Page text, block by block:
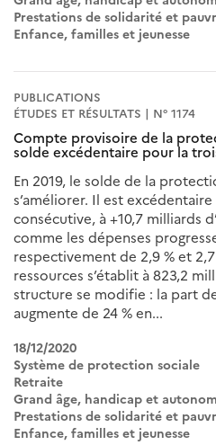
Prestations de solidarité et
Enfance, familles et jeunesse
PUBLICATIONS
ÉTUDES ET RÉSULTATS | N° 1174
Compte provisoire de la
solde excédentaire pour la
En 2019, le solde de la
s’améliorer. Il est
consécutive, à +10,7 milliards
comme les dépenses
respectivement de 2,9 % et
ressources s’établit à 823,2
structure se modifie : la part
augmente de 24 % en...
18/12/2020
Système de protection sociale
Retraite
Grand âge, handicap et
Prestations de solidarité et
Enfance, familles et jeunesse